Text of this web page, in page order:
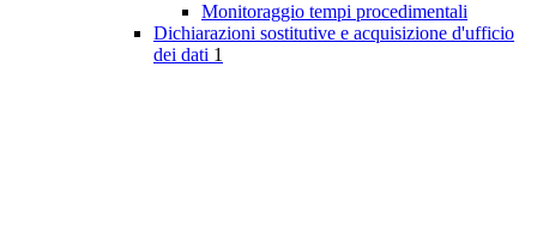
Monitoraggio tempi procedimentali
Dichiarazioni sostitutive e acquisizione d'ufficio
dei dati 1